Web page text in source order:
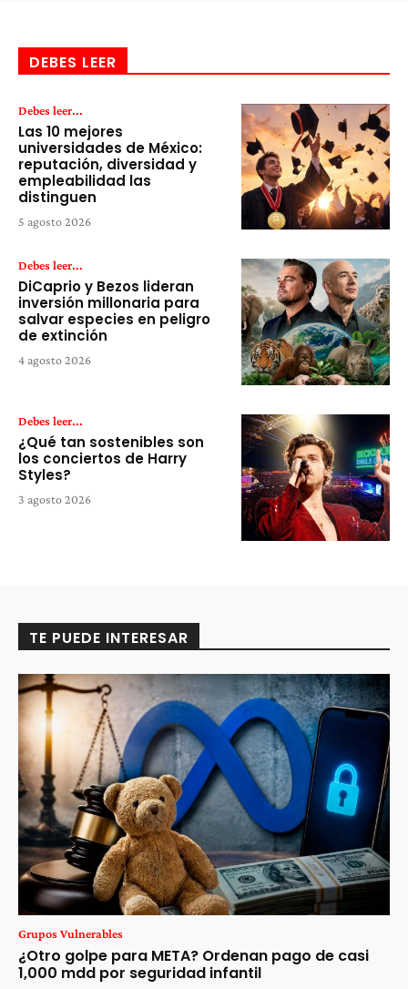
DEBES LEER
Debes leer...
Las 10 mejores
universidades de México:
reputación, diversidad y
empleabilidad las
distinguen
5 agosto 2026
Debes leer...
DiCaprio y Bezos lideran
inversión millonaria para
salvar especies en peligro
de extinción
4 agosto 2026
Debes leer...
¿Qué tan sostenibles son
los conciertos de Harry
Styles?
3 agosto 2026
TE PUEDE INTERESAR
Grupos Vulnerables
¿Otro golpe para META? Ordenan pago de casi
1,000 mdd por seguridad infantil